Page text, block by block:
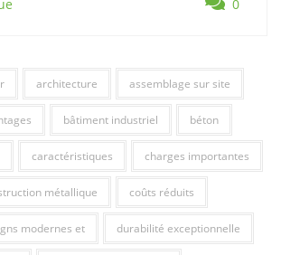
0
architecture assemblage sur site
bâtiment industriel béton
caractéristiques charges importantes
métallique coûts réduits
modernes et durabilité exceptionnelle